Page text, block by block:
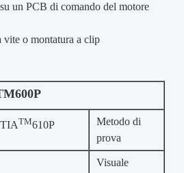
un PCB di comando del motore
vite o montatura a clip
TIATM610P
Metodo di
prova
Visuale